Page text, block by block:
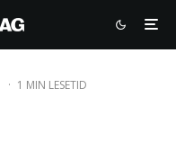
· 1 MIN LESETID